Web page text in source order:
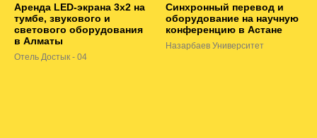
Аренда LED-экрана 3х2 на
тумбе, звукового и
светового оборудования
в Алматы
Отель Достык - 04
Синхронный перевод и
оборудование на научную
конференцию в Астане
Назарбаев Университет